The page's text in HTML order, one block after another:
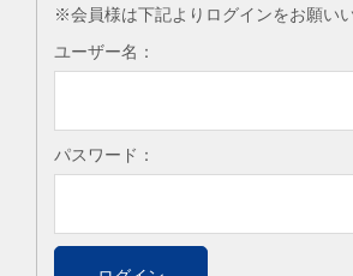
※会員様は下記よりログインをお願いい
ユーザー名：
パスワード：